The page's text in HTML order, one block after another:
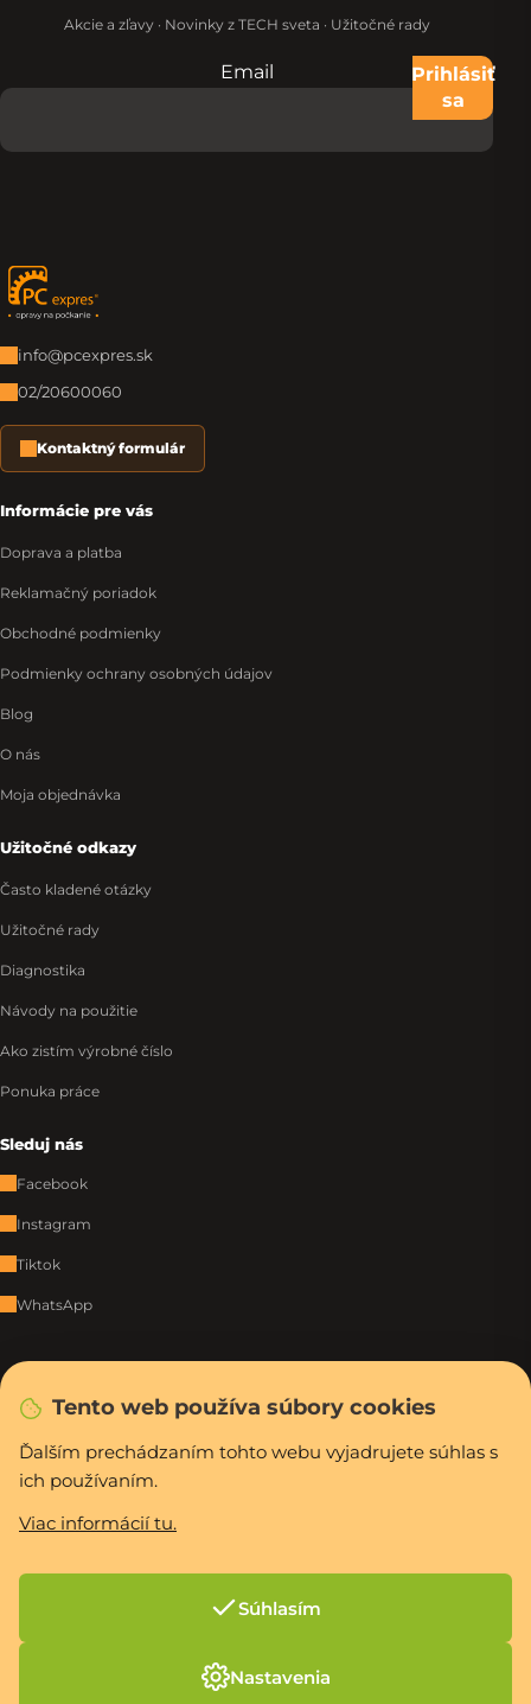
Tento web používa súbory cookies
Ďalším prechádzaním tohto webu vyjadrujete súhlas s
ich používaním.
Viac informácií tu.
Súhlasím
Nastavenia
Akcie a zľavy · Novinky z TECH sveta · Užitočné rady
Nevypĺňajte toto pole:
Email
Prihlásiť
sa
Zápätie
info@pcexpres.sk
02/20600060
Kontaktný formulár
Informácie pre vás
Doprava a platba
Reklamačný poriadok
Obchodné podmienky
Podmienky ochrany osobných údajov
Blog
O nás
Moja objednávka
Užitočné odkazy
Často kladené otázky
Užitočné rady
Diagnostika
Návody na použitie
Ako zistím výrobné číslo
Ponuka práce
Sleduj nás
Facebook
Instagram
Tiktok
WhatsApp
Vytvoril Shoptet Premium
cookies